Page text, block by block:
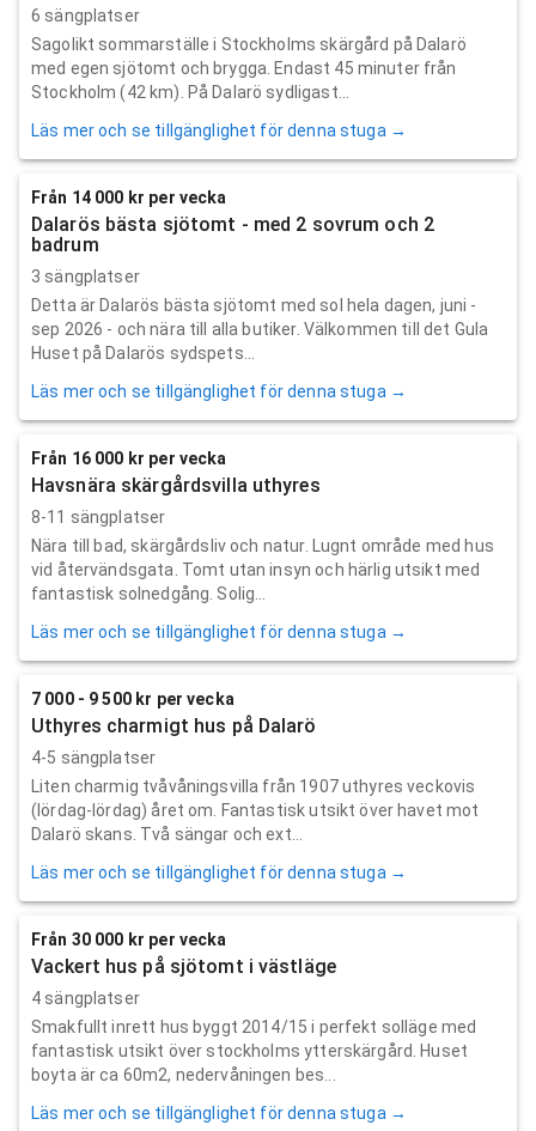
6 sängplatser
Sagolikt sommarställe i Stockholms skärgård på Dalarö
med egen sjötomt och brygga. Endast 45 minuter från
Stockholm (42 km). På Dalarö sydligast...
Läs mer och se tillgänglighet för denna stuga →
Från 14 000 kr per vecka
Dalarös bästa sjötomt - med 2 sovrum och 2
badrum
3 sängplatser
Detta är Dalarös bästa sjötomt med sol hela dagen, juni -
sep 2026 - och nära till alla butiker. Välkommen till det Gula
Huset på Dalarös sydspets...
Läs mer och se tillgänglighet för denna stuga →
Från 16 000 kr per vecka
Havsnära skärgårdsvilla uthyres
8-11 sängplatser
Nära till bad, skärgårdsliv och natur. Lugnt område med hus
vid återvändsgata. Tomt utan insyn och härlig utsikt med
fantastisk solnedgång. Solig...
Läs mer och se tillgänglighet för denna stuga →
7 000 - 9 500 kr per vecka
Uthyres charmigt hus på Dalarö
4-5 sängplatser
Liten charmig tvåvåningsvilla från 1907 uthyres veckovis
(lördag-lördag) året om. Fantastisk utsikt över havet mot
Dalarö skans. Två sängar och ext...
Läs mer och se tillgänglighet för denna stuga →
Från 30 000 kr per vecka
Vackert hus på sjötomt i västläge
4 sängplatser
Smakfullt inrett hus byggt 2014/15 i perfekt solläge med
fantastisk utsikt över stockholms ytterskärgård. Huset
boyta är ca 60m2, nedervåningen bes...
Läs mer och se tillgänglighet för denna stuga →